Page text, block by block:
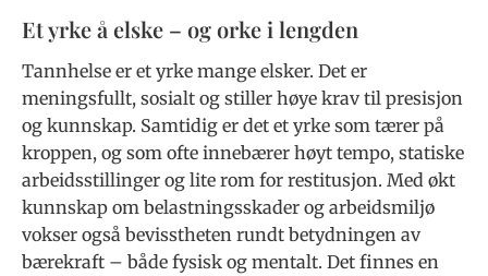
Et yrke å elske – og orke i lengden
Tannhelse er et yrke mange elsker. Det er
meningsfullt, sosialt og stiller høye krav til presisjon
og kunnskap. Samtidig er det et yrke som tærer på
kroppen, og som ofte innebærer høyt tempo, statiske
arbeidsstillinger og lite rom for restitusjon. Med økt
kunnskap om belastningsskader og arbeidsmiljø
vokser også bevisstheten rundt betydningen av
bærekraft – både fysisk og mentalt. Det finnes en